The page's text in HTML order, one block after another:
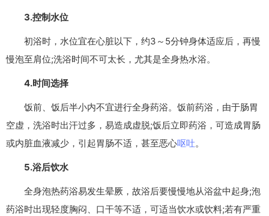
3.控制水位
初浴时，水位宜在心脏以下，约3～5分钟身体适应后，再慢
慢泡至肩位;洗浴时间不可太长，尤其是全身热水浴。
4.时间选择
饭前、饭后半小内不宜进行全身药浴。饭前药浴，由于肠胃
空虚，洗浴时出汗过多，易造成虚脱;饭后立即药浴，可造成胃肠
或内脏血液减少，引起胃肠不适，甚至恶心呕吐。
5.浴后饮水
全身泡热药浴易发生晕厥，故浴后要慢慢地从浴盆中起身;泡
药浴时出现轻度胸闷、口干等不适，可适当饮水或饮料;若有严重